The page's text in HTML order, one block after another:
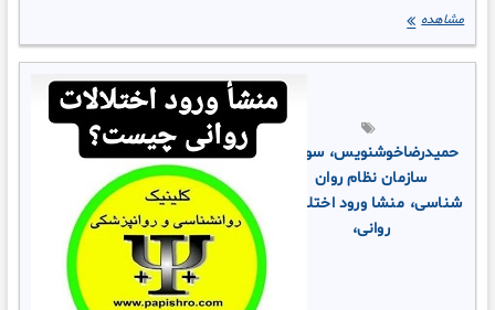
مشاهدهآشنایی
اختلال
موثر
آن
حمیدرضاخوشنویس، سوالات
سازمان نظام روان
شناسی، منشا ورود اختلالات
روانی،